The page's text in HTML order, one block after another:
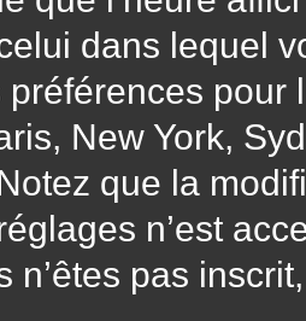
dans lequel
préférences
New York,
que la
n’est
n’êtes pas